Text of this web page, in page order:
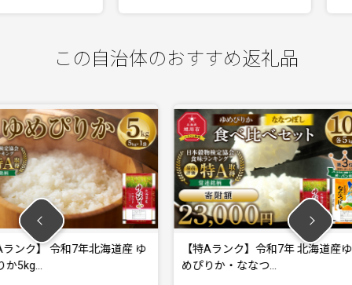
この自治体のおすすめ返礼品
海道産 ゆ
【特Aランク】令和7年 北海道産ゆ
めぴりか・ななつ…
【特Aラ